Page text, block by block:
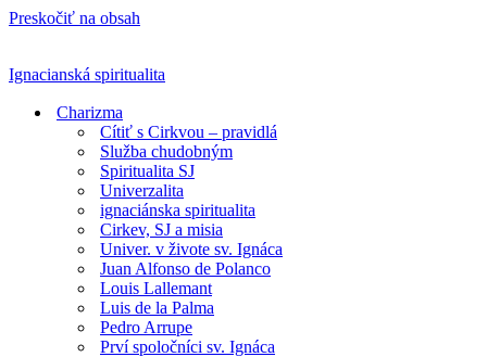
Preskočiť na obsah
Ignacianská spiritualita
Charizma
Cítiť s Cirkvou – pravidlá
Služba chudobným
Spiritualita SJ
Univerzalita
ignaciánska spiritualita
Cirkev, SJ a misia
Univer. v živote sv. Ignáca
Juan Alfonso de Polanco
Louis Lallemant
Luis de la Palma
Pedro Arrupe
Prví spoločníci sv. Ignáca